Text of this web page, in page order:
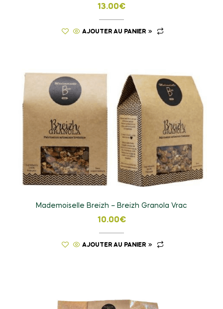
13.00€
AJOUTER AU PANIER
Mademoiselle Breizh – Breizh Granola Vrac
10.00€
AJOUTER AU PANIER